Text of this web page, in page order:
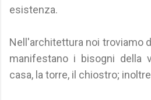
esistenza.
Nell'architettura noi troviamo
manifestano i bisogni della
casa, la torre, il chiostro;